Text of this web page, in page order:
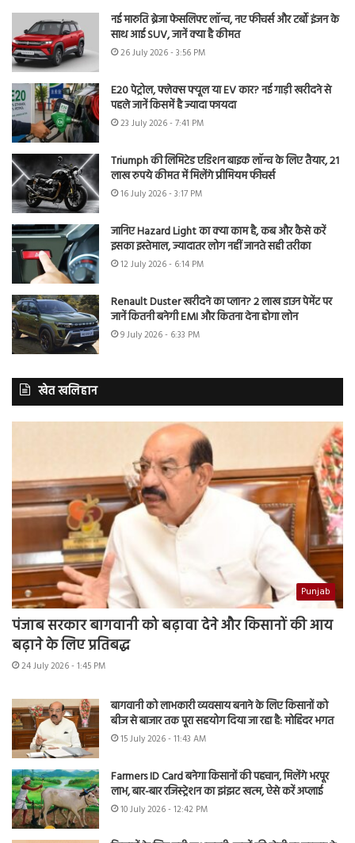
नई मारुति ब्रेजा फेसलिफ्ट लॉन्च, नए फीचर्स और टर्बो इंजन के
साथ आई SUV, जानें क्या है कीमत
26 July 2026 - 3:56 PM
E20 पेट्रोल, फ्लेक्स फ्यूल या EV कार? नई गाड़ी खरीदने से
पहले जानें किसमें है ज्यादा फायदा
23 July 2026 - 7:41 PM
Triumph की लिमिटेड एडिशन बाइक लॉन्च के लिए तैयार, 21
लाख रुपये कीमत में मिलेंगे प्रीमियम फीचर्स
16 July 2026 - 3:17 PM
जानिए Hazard Light का क्या काम है, कब और कैसे करें
इसका इस्तेमाल, ज्यादातर लोग नहीं जानते सही तरीका
12 July 2026 - 6:14 PM
Renault Duster खरीदने का प्लान? 2 लाख डाउन पेमेंट पर
जानें कितनी बनेगी EMI और कितना देना होगा लोन
9 July 2026 - 6:33 PM
खेत खलिहान
Punjab
पंजाब सरकार बागवानी को बढ़ावा देने और किसानों की आय
बढ़ाने के लिए प्रतिबद्ध
24 July 2026 - 1:45 PM
बागवानी को लाभकारी व्यवसाय बनाने के लिए किसानों को
बीज से बाजार तक पूरा सहयोग दिया जा रहा है: मोहिंदर भगत
15 July 2026 - 11:43 AM
Farmers ID Card बनेगा किसानों की पहचान, मिलेंगे भरपूर
लाभ, बार-बार रजिस्ट्रेशन का झंझट खत्म, ऐसे करें अप्लाई
10 July 2026 - 12:42 PM